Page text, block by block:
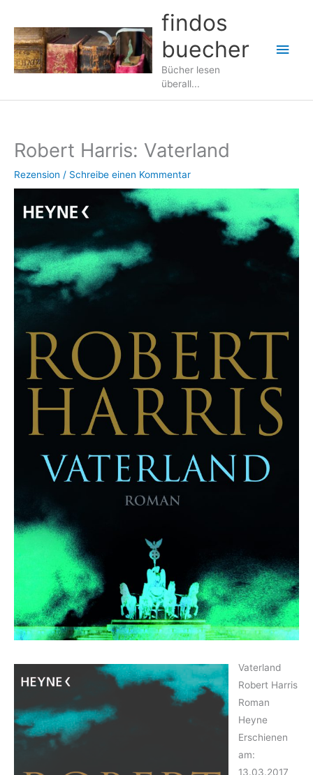
Inhalt
springen
findos
buecher
Bücher lesen
überall...
Robert Harris: Vaterland
Rezension / Schreibe einen Kommentar
Vaterland
Robert Harris
Roman
Heyne
Erschienen
am:
13.03.2017